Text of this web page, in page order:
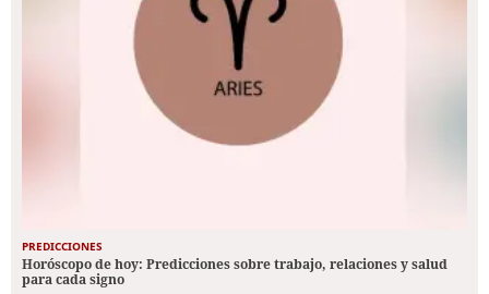
PREDICCIONES
Horóscopo de hoy: Predicciones sobre trabajo, relaciones y salud
para cada signo